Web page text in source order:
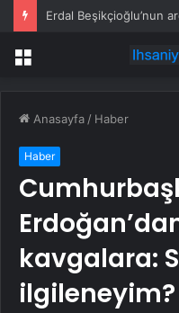
Menü
Anasayfa / Haber
Haber
kavgalara:
ilgileneyim?